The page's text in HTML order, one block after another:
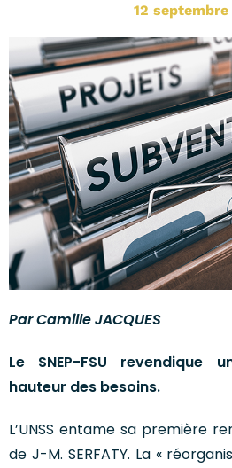
12
Par Camille JACQUES
Le SNEP-FSU revendique
hauteur des besoins.
L’UNSS entame sa première
de J-M. SERFATY. La «